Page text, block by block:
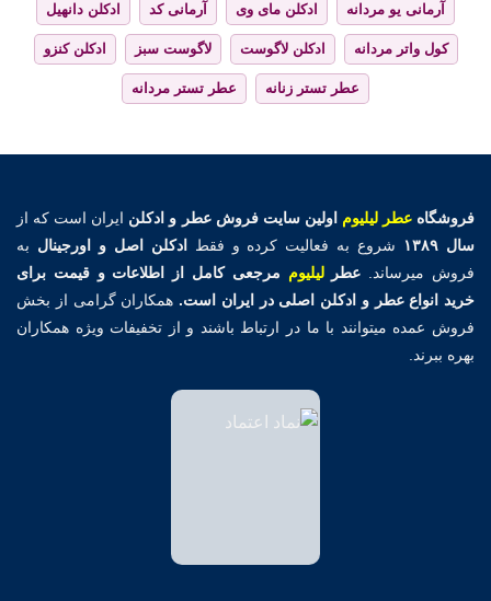
آرمانی یو مردانه ادکلن مای وی آرمانی کد ادکلن دانهیل
کول واتر مردانه ادکلن لاگوست لاگوست سبز ادکلن کنزو
عطر تستر زنانه عطر تستر مردانه
فروشگاهعطر لیلیوم اولین سایت فروش عطر و ادکلن ایران است که از
سال ۱۳۸۹
شروع به فعالیت کرده و فقط ادکلن اصل و اورجینال به
فروش میرساند. عطرلیلیوم مرجعی کامل از اطلاعات و قیمت برای
خرید انواع عطر و ادکلن اصلی در ایران است. همکاران گرامی از بخش
فروش عمده میتوانند با ما در ارتباط باشند و از تخفیفات ویژه همکاران
بهره ببرند.